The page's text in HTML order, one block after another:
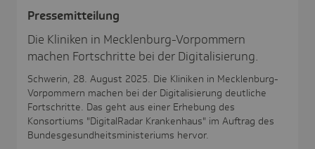
Pres­se­mit­tei­lung
Die Kliniken in Mecklenburg-Vorpommern
machen Fortschritte bei der Digitalisierung.
Schwerin, 28. August 2025. Die Kliniken in Mecklenburg-
Vorpommern machen bei der Digitalisierung deutliche
Fortschritte. Das geht aus einer Erhebung des
Konsortiums "DigitalRadar Krankenhaus" im Auftrag des
Bundesgesundheitsministeriums hervor.